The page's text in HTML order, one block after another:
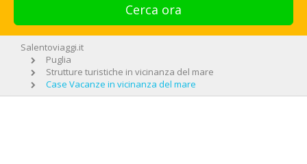
Cerca ora
Salentoviaggi.it
Puglia
Strutture turistiche in vicinanza del mare
Case Vacanze in vicinanza del mare